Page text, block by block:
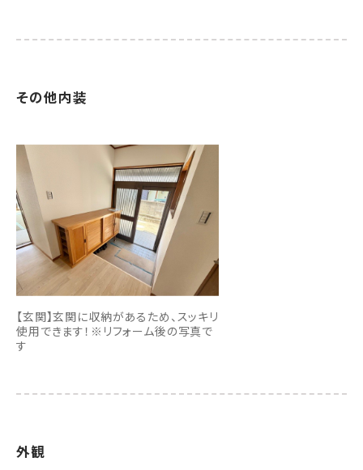
その他内装
【玄関】玄関に収納があるため、スッキリ
使用できます！※リフォーム後の写真で
す
外観